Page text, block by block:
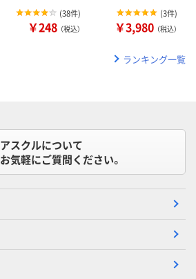
(38件)
￥248 （税込）
(3件)
￥3,980 （税込）
ランキング一覧
アスクルについて
お気軽にご質問ください。